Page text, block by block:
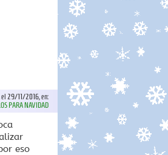
el 29/11/2016, en:
PARA NAVIDAD
eso